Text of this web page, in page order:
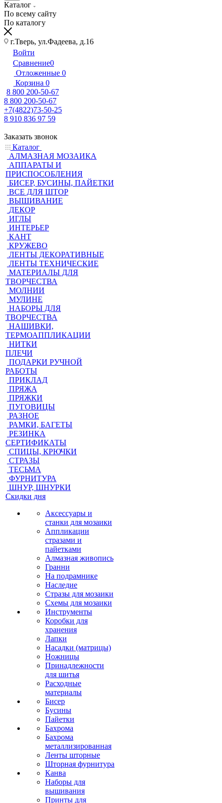
Каталог
По всему сайту
По каталогу
г.Тверь, ул.Фадеева, д.16
Войти
Сравнение0
Отложенные 0
Корзина 0
8 800 200-50-67
8 800 200-50-67
+7(4822)73-50-25
8 910 836 97 59
Заказать звонок
Каталог
АЛМАЗНАЯ МОЗАИКА
АППАРАТЫ И
ПРИСПОСОБЛЕНИЯ
БИСЕР, БУСИНЫ, ПАЙЕТКИ
ВСЕ ДЛЯ ШТОР
ВЫШИВАНИЕ
ДЕКОР
ИГЛЫ
ИНТЕРЬЕР
КАНТ
КРУЖЕВО
ЛЕНТЫ ДЕКОРАТИВНЫЕ
ЛЕНТЫ ТЕХНИЧЕСКИЕ
МАТЕРИАЛЫ ДЛЯ
ТВОРЧЕСТВА
МОЛНИИ
МУЛИНЕ
НАБОРЫ ДЛЯ
ТВОРЧЕСТВА
НАШИВКИ,
ТЕРМОАППЛИКАЦИИ
НИТКИ
ПЛЕЧИ
ПОДАРКИ РУЧНОЙ
РАБОТЫ
ПРИКЛАД
ПРЯЖА
ПРЯЖКИ
ПУГОВИЦЫ
РАЗНОЕ
РАМКИ, БАГЕТЫ
РЕЗИНКА
СЕРТИФИКАТЫ
СПИЦЫ, КРЮЧКИ
СТРАЗЫ
ТЕСЬМА
ФУРНИТУРА
ШНУР, ШНУРКИ
Скидки дня
Аксессуары и
станки для мозаики
Аппликации
стразами и
пайетками
Алмазная живопись
Гранни
На подрамнике
Наследие
Стразы для мозаики
Схемы для мозаики
Инструменты
Коробки для
хранения
Лапки
Насадки (матрицы)
Ножницы
Принадлежности
для шитья
Расходные
материалы
Бисер
Бусины
Пайетки
Бахрома
Бахрома
металлизированная
Ленты шторные
Шторная фурнитура
Канва
Наборы для
вышивания
Принты для